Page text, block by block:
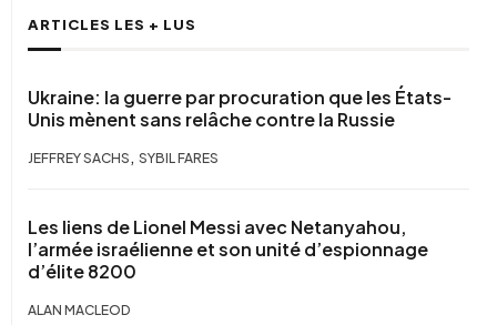
ARTICLES LES + LUS
Ukraine: la guerre par procuration que les États-
Unis mènent sans relâche contre la Russie
JEFFREY SACHS , SYBIL FARES
Les liens de Lionel Messi avec Netanyahou,
l’armée israélienne et son unité d’espionnage
d’élite 8200
ALAN MACLEOD